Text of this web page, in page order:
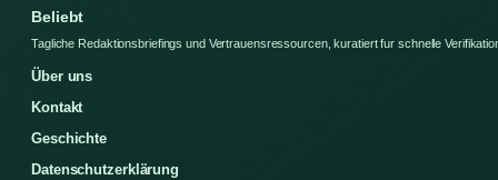
Beliebt
Tagliche Redaktionsbriefings und Vertrauensressourcen, kuratiert fur schnelle
Über uns
Kontakt
Geschichte
Datenschutzerklärung